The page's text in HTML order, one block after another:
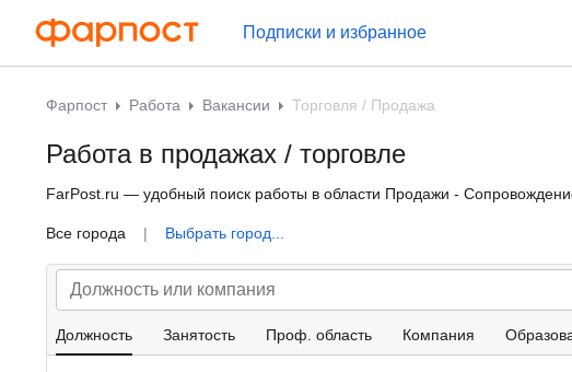
Подписки и избранное
Фарпост Работа Вакансии Торговля / Продажа
Работа в продажах / торговле
FarPost.ru — удобный поиск работы в области Продажи -
Все города | Выбрать город...
Должность Занятость Проф. область Компания